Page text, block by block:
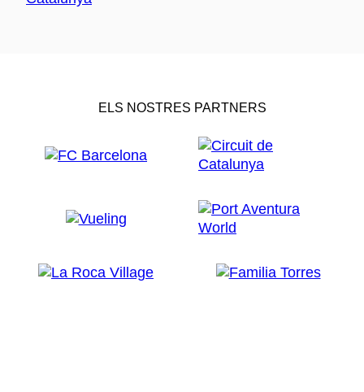
ELS NOSTRES PARTNERS